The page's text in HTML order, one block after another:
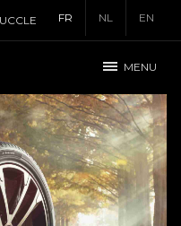
FR NL EN
UCCLE
MENU